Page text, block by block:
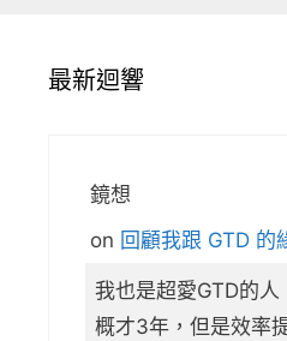
最新迴響
鏡想
on 回顧我跟 GTD 的
我也是超愛GTD的
概才3年，但是效率